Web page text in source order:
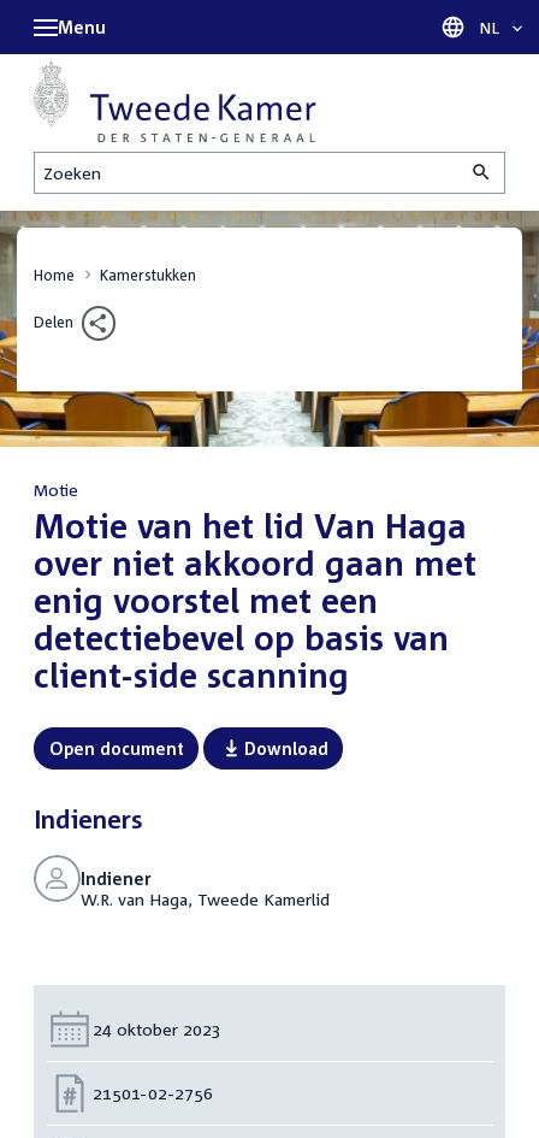
Zoeken
Menu Taal
NL
Home Kamerstukken
Delen
Motie
:Motie van het lid Van Haga
over niet akkoord gaan met
enig voorstel met een
detectiebevel op basis van
client-side scanning
Open document Download
Indieners
Indiener
W.R. van Haga, Tweede Kamerlid
Datum:
24 oktober 2023
Nummer:
21501-02-2756